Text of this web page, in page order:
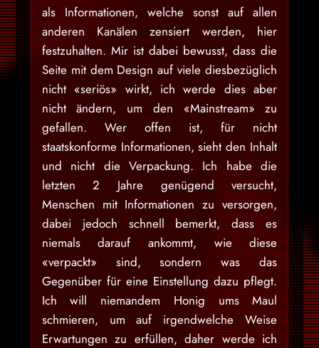
als Informationen, welche sonst auf allen
anderen Kanälen zensiert werden, hier
festzuhalten. Mir ist dabei bewusst, dass die
Seite mit dem Design auf viele diesbezüglich
nicht «seriös» wirkt, ich werde dies aber
nicht ändern, um den «Mainstream» zu
gefallen. Wer offen ist, für nicht
staatskonforme Informationen, sieht den Inhalt
und nicht die Verpackung. Ich habe die
letzten 2 Jahre genügend versucht,
Menschen mit Informationen zu versorgen,
dabei jedoch schnell bemerkt, dass es
niemals darauf ankommt, wie diese
«verpackt» sind, sondern was das
Gegenüber für eine Einstellung dazu pflegt.
Ich will niemandem Honig ums Maul
schmieren, um auf irgendwelche Weise
Erwartungen zu erfüllen, daher werde ich